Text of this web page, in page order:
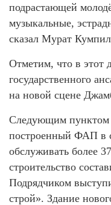
подрастающей
музыкальные,
сказал Мурат
Отметим, что в этот
государственного
на новой сцене
Следующим пунктом
построенный ФАП в
обслуживать более
строительство
Подрядчиком
строй». Здание